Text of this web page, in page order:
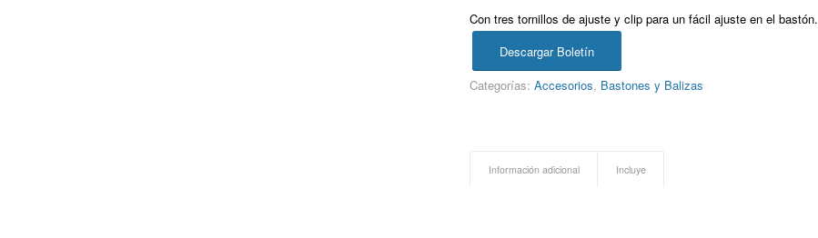
Con tres tornillos de ajuste y clip para un fácil ajuste en el bastón.
Descargar Boletín
Categorías:Accesorios, Bastones y Balizas
Información adicional Incluye